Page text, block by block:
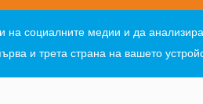
на социалните медии и да
и трета страна на вашето
Optimization